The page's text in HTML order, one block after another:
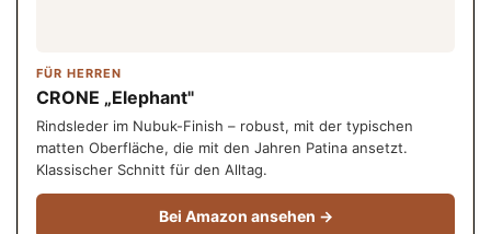
FÜR HERREN
CRONE „Elephant"
Rindsleder im Nubuk-Finish – robust, mit der typischen
matten Oberfläche, die mit den Jahren Patina ansetzt.
Klassischer Schnitt für den Alltag.
Bei Amazon ansehen →